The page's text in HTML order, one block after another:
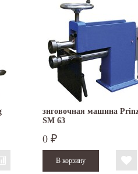
зиговочная машина
SM 63
0 ₽